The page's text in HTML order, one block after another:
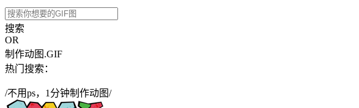
搜索
OR
制作动图.GIF
热门搜索：
/不用ps，1分钟制作动图/